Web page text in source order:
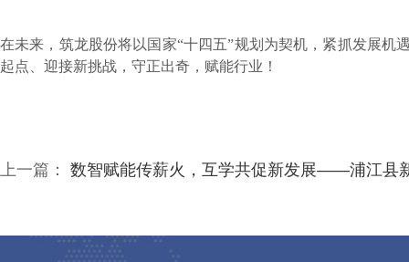
在未来，筑龙股份将以国家“十四五”规划为契机，紧抓发展机
起点、迎接新挑战，守正出奇，赋能行业！
上一篇： 数智赋能传薪火，互学共促新发展——浦江县新生代企业家、杭州市浦江商会青年企业家一行到访筑龙股份